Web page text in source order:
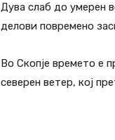
Дува слаб до умерен
делови повремено
Во Скопје времето е
северен ветер, кој